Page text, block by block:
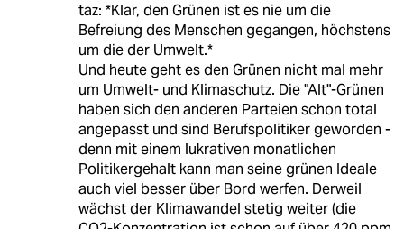
taz: *Klar, den Grünen ist es nie um die
Befreiung des Menschen gegangen, höchstens
um die der Umwelt.*
Und heute geht es den Grünen nicht mal mehr
um Umwelt- und Klimaschutz. Die "Alt"-Grünen
haben sich den anderen Parteien schon total
angepasst und sind Berufspolitiker geworden -
denn mit einem lukrativen monatlichen
Politikergehalt kann man seine grünen Ideale
auch viel besser über Bord werfen. Derweil
wächst der Klimawandel stetig weiter (die